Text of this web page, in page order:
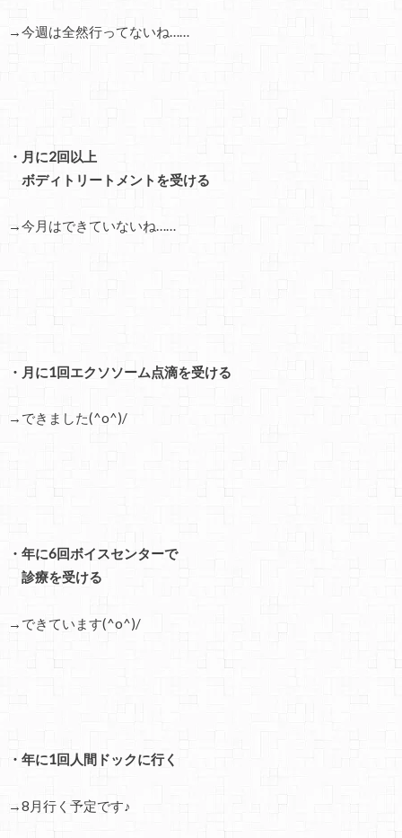
→今週は全然行ってないね……
・月に2回以上
ボディトリートメントを受ける
→今月はできていないね……
・月に1回エクソソーム点滴を受ける
→できました(^o^)/
・年に6回ボイスセンターで
診療を受ける
→できています(^o^)/
・年に1回人間ドックに行く
→8月行く予定です♪